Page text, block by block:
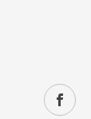
facebook